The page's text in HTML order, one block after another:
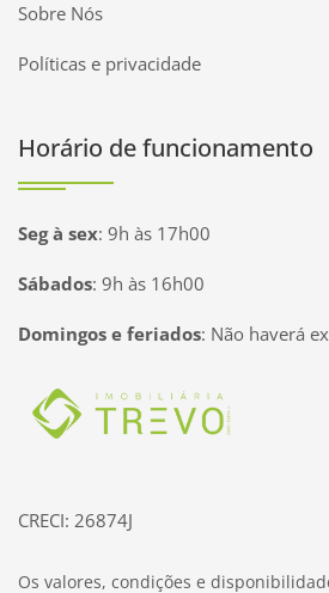
Sobre Nós
Políticas e privacidade
Horário de funcionamento
Seg à sex: 9h às 17h00
Sábados: 9h às 16h00
Domingos e feriados: Não haverá
Página inicial
CRECI: 26874J
Os valores, condições e